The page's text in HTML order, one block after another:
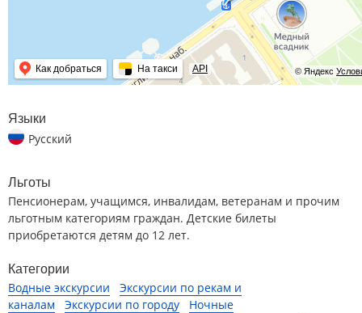
© Яндекс
Как добраться На такси API
Языки
Русский
Льготы
Пенсионерам, учащимся, инвалидам, ветеранам и прочим
льготным категориям граждан. Детские билеты
приобретаются детям до 12 лет.
Категории
Водные экскурсии
Экскурсии по рекам и
каналам
Экскурсии по городу
Ночные